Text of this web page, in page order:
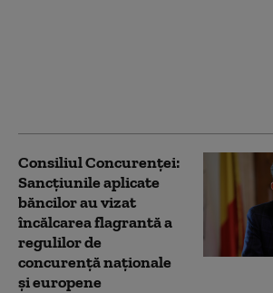
Consiliul Concurenței:
Sancțiunile aplicate
băncilor au vizat
încălcarea flagrantă a
regulilor de
concurență naționale
și europene